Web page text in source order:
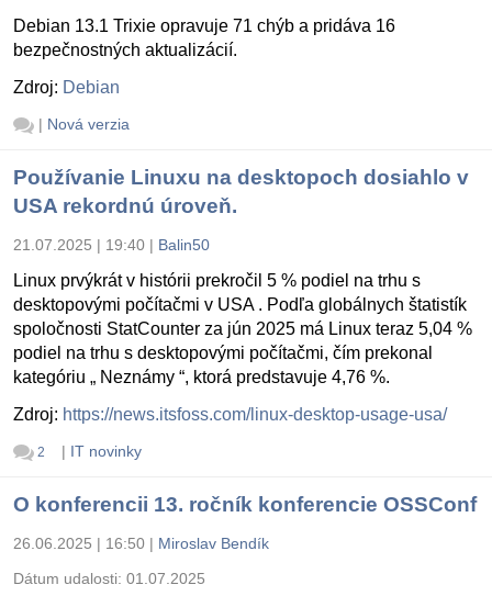
Debian 13.1 Trixie opravuje 71 chýb a pridáva 16
bezpečnostných aktualizácií.
Zdroj: Debian
| Nová verzia
Používanie Linuxu na desktopoch dosiahlo v
USA rekordnú úroveň.
21.07.2025 | 19:40 | Balin50
Linux prvýkrát v histórii prekročil 5 % podiel na trhu s
desktopovými počítačmi v USA . Podľa globálnych štatistík
spoločnosti StatCounter za jún 2025 má Linux teraz 5,04 %
podiel na trhu s desktopovými počítačmi, čím prekonal
kategóriu „ Neznámy “, ktorá predstavuje 4,76 %.
Zdroj: https://news.itsfoss.com/linux-desktop-usage-usa/
2 | IT novinky
O konferencii 13. ročník konferencie OSSConf
26.06.2025 | 16:50 | Miroslav Bendík
Dátum udalosti: 01.07.2025